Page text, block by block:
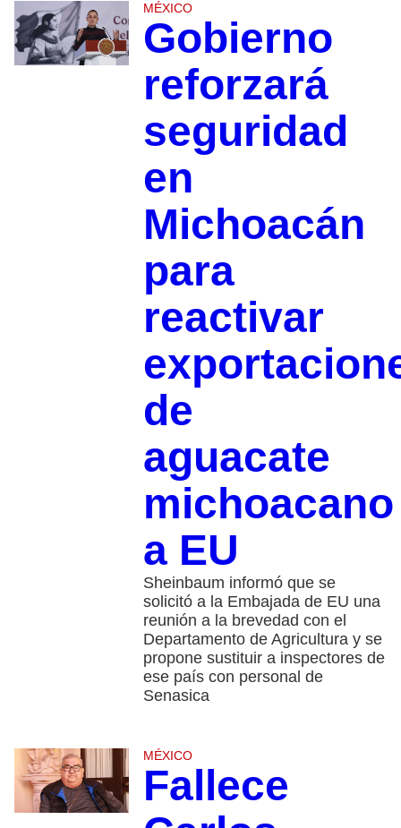
MÉXICO
Gobierno
reforzará
seguridad
en
Michoacán
para
reactivar
de
aguacate
michoacano
a EU
Sheinbaum informó que se
solicitó a la Embajada de EU una
reunión a la brevedad con el
Departamento de Agricultura y se
propone sustituir a inspectores de
ese país con personal de
Senasica
MÉXICO
Fallece